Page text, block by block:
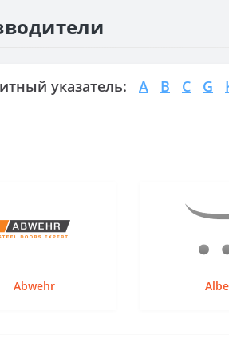
указатель: A B C G
Abwehr